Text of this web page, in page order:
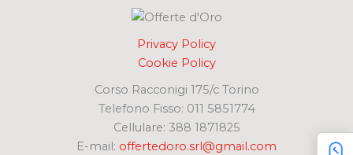
Privacy Policy
Cookie Policy
Corso Racconigi 175/c Torino
Telefono Fisso: 011 5851774
Cellulare: 388 1871825
E-mail: offertedoro.srl@gmail.com